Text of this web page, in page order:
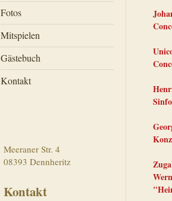
Fotos
Mitspielen
Gästebuch
Kontakt
Meeraner Str. 4
08393 Dennheritz
Kontakt